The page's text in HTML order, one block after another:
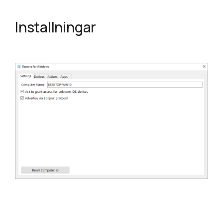
Installningar